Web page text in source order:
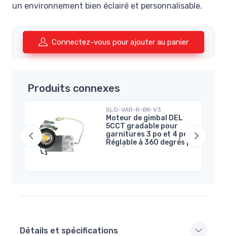
un environnement bien éclairé et personnalisable.
Connectez-vous pour ajouter au panier
Produits connexes
SLG-VAR-R-BK-V3
Moteur de gimbal DEL
5CCT gradable pour
garnitures 3 po et 4 po -
Réglable à 360 degrés |
Détails et spécifications